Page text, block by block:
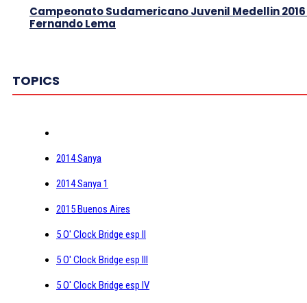
Campeonato Sudamericano Juvenil Medellin
Fernando Lema
TOPICS
2014 Sanya
2014 Sanya 1
2015 Buenos Aires
5 O' Clock Bridge esp II
5 O' Clock Bridge esp III
5 O' Clock Bridge esp IV